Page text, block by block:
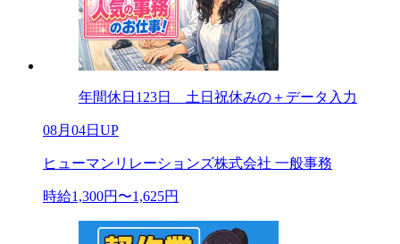
年間休日123日 土日祝休みの＋データ入力
08月04日UP
ヒューマンリレーションズ株式会社 一般事務
時給1,300円〜1,625円